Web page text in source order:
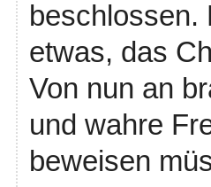
beschlossen.
etwas, das
Von nun an
und wahre
beweisen